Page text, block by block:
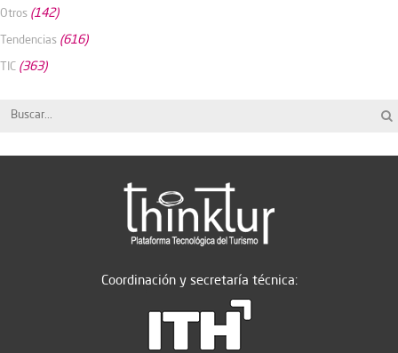
Otros (142)
Tendencias (616)
TIC (363)
Coordinación y secretaría técnica: